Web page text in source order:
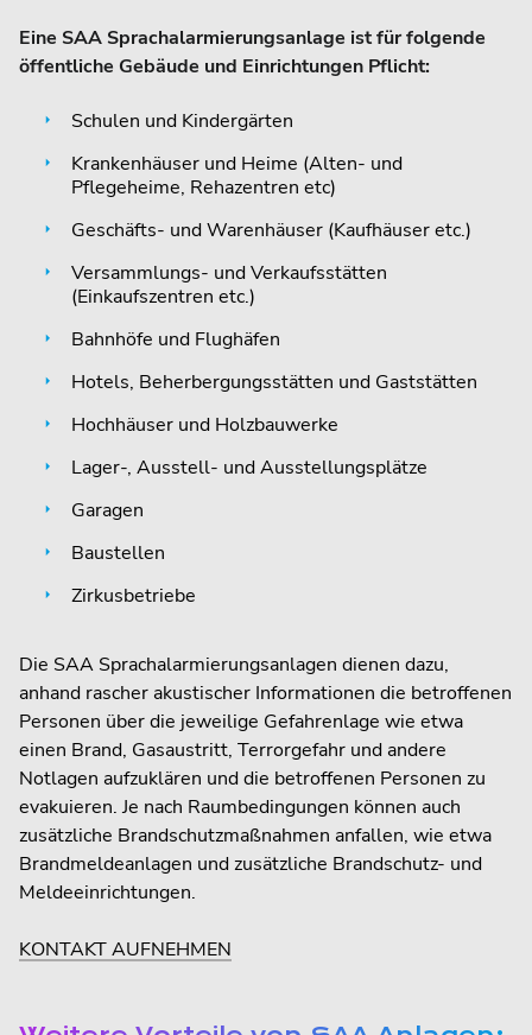
Eine SAA Sprachalarmierungsanlage ist für folgende
öffentliche Gebäude und Einrichtungen Pflicht:
Schulen und Kindergärten
Krankenhäuser und Heime (Alten- und
Pflegeheime, Rehazentren etc)
Geschäfts- und Warenhäuser (Kaufhäuser etc.)
Versammlungs- und Verkaufsstätten
(Einkaufszentren etc.)
Bahnhöfe und Flughäfen
Hotels, Beherbergungsstätten und Gaststätten
Hochhäuser und Holzbauwerke
Lager-, Ausstell- und Ausstellungsplätze
Garagen
Baustellen
Zirkusbetriebe
Die SAA Sprachalarmierungsanlagen dienen dazu,
anhand rascher akustischer Informationen die betroffenen
Personen über die jeweilige Gefahrenlage wie etwa
einen Brand, Gasaustritt, Terrorgefahr und andere
Notlagen aufzuklären und die betroffenen Personen zu
evakuieren. Je nach Raumbedingungen können auch
zusätzliche Brandschutzmaßnahmen anfallen, wie etwa
Brandmeldeanlagen und zusätzliche Brandschutz- und
Meldeeinrichtungen.
KONTAKT AUFNEHMEN